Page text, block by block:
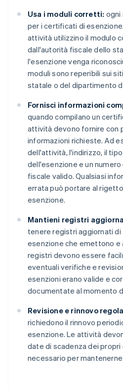
Usa i moduli corretti: ogni
per i certificati di
attività utilizzino il modulo
dall'autorità fiscale dello
l'esenzione venga
moduli sono reperibili sui
statale o del dipartimento
Fornisci informazioni
quando compilano un
attività devono fornire con
informazioni richieste. Ad
dell'attività, l'indirizzo, il
dell'esenzione e un
fiscale valido. Qualsiasi
errata può portare al
esenzione.
Mantieni registri
tenere registri aggiornati
esenzione che emettono e
registri devono essere
eventuali verifiche e
esenzioni erano valide e
documentate al momento
Revisione e rinnovo
richiedono il rinnovo
esenzione. Le attività
date di scadenza dei
necessario per mantenerne